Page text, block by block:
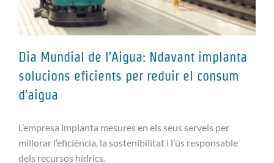
implanta solucions eficients per
reduir el consum d’aigua
Dia Mundial de l’Aigua: Ndavant implanta
solucions eficients per reduir el consum
d’aigua
L’empresa implanta mesures en els seus serveis per
millorar l’eficiència, la sostenibilitat i l’ús responsable
dels recursos hídrics.